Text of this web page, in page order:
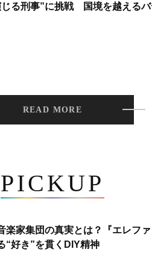
じる刑事”に挑戦 国境を越える
READ MORE
PICKUP
楽家集団の真実とは？『エレフ
“好き”を貫くDIY精神